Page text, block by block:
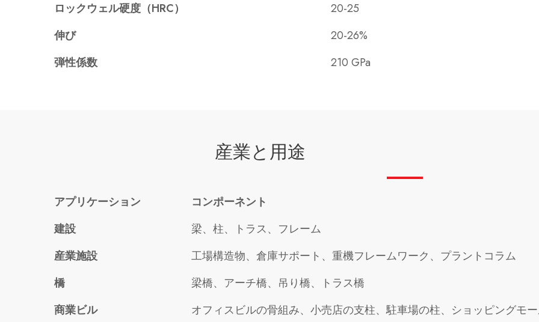
ロックウェル硬度（HRC）
20-25
伸び
20-26%
弾性係数
210 GPa
産業と用途
アプリケーション
コンポーネント
建設
梁、柱、トラス、フレーム
産業施設
工場構造物、倉庫サポート、重機フレームワーク、プラントコラム
橋
梁橋、アーチ橋、吊り橋、トラス橋
商業ビル
オフィスビルの骨組み、小売店の支柱、駐車場の柱、ショッピングモ